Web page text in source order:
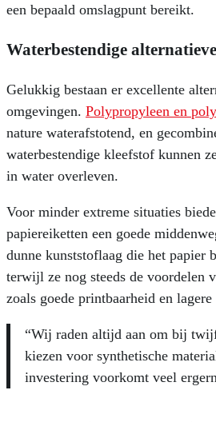
een bepaald omslagpunt bereikt.
Waterbestendige
Gelukkig bestaan er excellente
omgevingen. Polypropyleen en
nature waterafstotend, en
waterbestendige kleefstof kunnen
in water overleven.
Voor minder extreme situaties
papiereiketten een goede
dunne kunststoflaag die het papier
terwijl ze nog steeds de voordelen
zoals goede printbaarheid en lagere
“Wij raden altijd aan om bij
kiezen voor synthetische
investering voorkomt veel